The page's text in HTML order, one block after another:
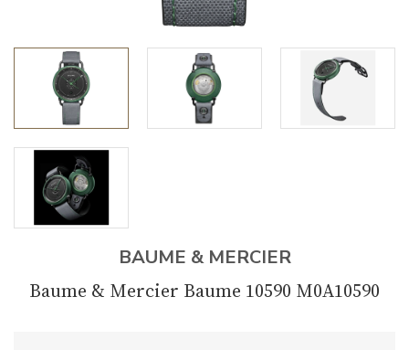
BAUME & MERCIER
Baume & Mercier Baume 10590 M0A10590